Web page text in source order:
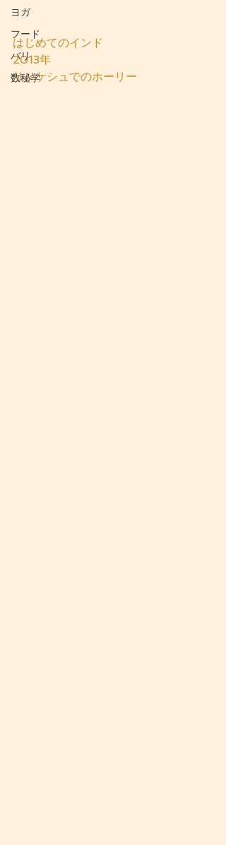
ヨガ
フード
バリ
数秘学
はじめてのインド
2013年
リシケシュでのホーリー